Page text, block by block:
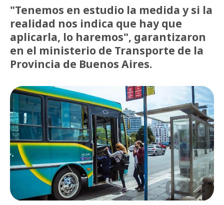
"Tenemos en estudio la medida y si la
realidad nos indica que hay que
aplicarla, lo haremos", garantizaron
en el ministerio de Transporte de la
Provincia de Buenos Aires.